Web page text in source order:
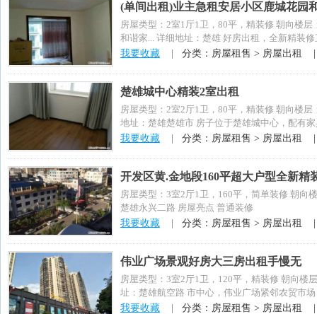
(单间出租)业主急租安居小区鹿城花园
房屋类型：2室1厅1卫，80平，精装修 朝向楼
和谐家... 详细地址：楚雄 好房出租，全新精装
我要收藏
分类：房屋租售 > 房屋出
楚雄城中心精装2室出租
房屋类型：2室2厅1卫，80平，精装修 朝向楼
地址：楚雄楚雄市 房子位于楚雄城中心，配有
我要收藏
分类：房屋租售 > 房屋出
开发区黄.金地段160平超大户型全新精
房屋类型：3室2厅1卫，160平，简单装修 朝向
楚雄永兴二路 房屋亮点 普通装修
我要收藏
分类：房屋租售 > 房屋出
伟业广场景观好房大三房出租手慢无
房屋类型：3室2厅1卫，120平，精装修 朝向楼
址：楚雄航空路 市中心，伟业广场紧邻农贸市
我要收藏
分类：房屋租售 > 房屋出